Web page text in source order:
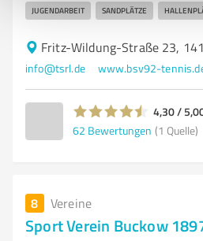
JUGENDARBEIT SANDPLÄTZE
Fritz-Wildung-Straße 23,
info@tsrl.de www.bsv92-
4,30 /
62 Bewertungen (1 Quelle)
8 Vereine
Sport Verein Buckow